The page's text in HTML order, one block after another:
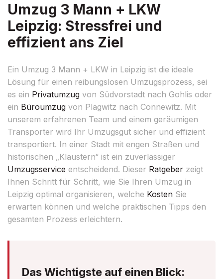
Umzug 3 Mann + LKW
Leipzig: Stressfrei und
effizient ans Ziel
Ein Umzug 3 Mann + LKW in Leipzig ist die ideale
Lösung für einen reibungslosen Umzugsprozess, sei
es ein Privatumzug von Südvorstadt nach Gohlis oder
ein Büroumzug von Plagwitz nach Connewitz. Mit
unserem erfahrenen Team und einem geräumigen
Transporter wird Ihr Umzugsgut sicher und effizient
transportiert. In einer Stadt mit engen Straßen und
historischen „Klaustern“ ist ein zuverlässiger
Umzugsservice entscheidend. Dieser Ratgeber zeigt
Ihnen Schritt für Schritt, wie Sie Ihren Umzug in
Leipzig optimal organisieren, welche Kosten Sie
erwarten können und welche praktischen Tipps den
gesamten Prozess erleichtern.
Das Wichtigste auf einen Blick: